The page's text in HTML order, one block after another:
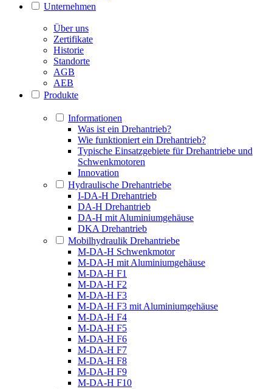
Unternehmen
Über uns
Zertifikate
Historie
Standorte
AGB
AEB
Produkte
Informationen
Was ist ein Drehantrieb?
Wie funktioniert ein Drehantrieb?
Typische Einsatzgebiete für Drehantriebe und
Schwenkmotoren
Innovation
Hydraulische Drehantriebe
I-DA-H Drehantrieb
DA-H Drehantrieb
DA-H mit Aluminiumgehäuse
DKA Drehantrieb
Mobilhydraulik Drehantriebe
M-DA-H Schwenkmotor
M-DA-H mit Aluminiumgehäuse
M-DA-H F1
M-DA-H F2
M-DA-H F3
M-DA-H F3 mit Aluminiumgehäuse
M-DA-H F4
M-DA-H F5
M-DA-H F6
M-DA-H F7
M-DA-H F8
M-DA-H F9
M-DA-H F10